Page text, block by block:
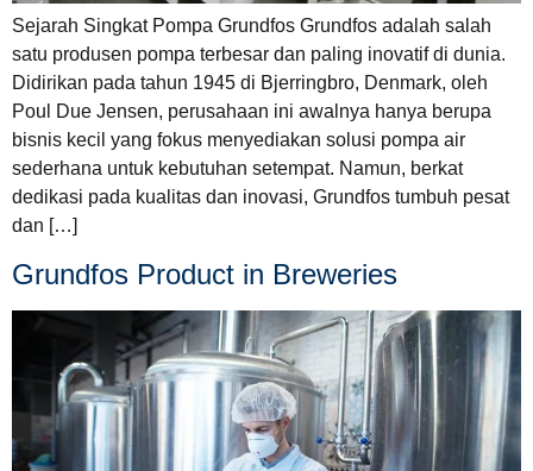
Sejarah Singkat Pompa Grundfos Grundfos adalah salah
satu produsen pompa terbesar dan paling inovatif di dunia.
Didirikan pada tahun 1945 di Bjerringbro, Denmark, oleh
Poul Due Jensen, perusahaan ini awalnya hanya berupa
bisnis kecil yang fokus menyediakan solusi pompa air
sederhana untuk kebutuhan setempat. Namun, berkat
dedikasi pada kualitas dan inovasi, Grundfos tumbuh pesat
dan […]
Grundfos Product in Breweries